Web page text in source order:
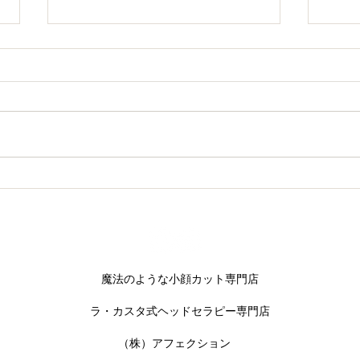
​魔法のような小顔カット専門店
​ラ・カスタ式ヘッドセラピー専門店
​（株）アフェクション